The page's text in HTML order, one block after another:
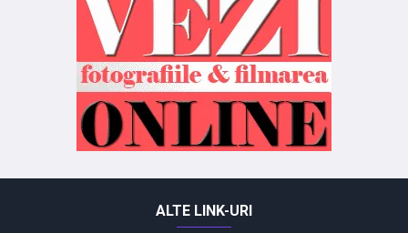
ALTE LINK-URI